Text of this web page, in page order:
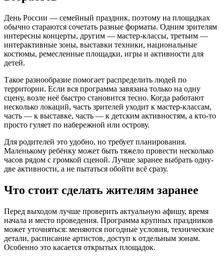
День России — семейный праздник, поэтому на площадках
обычно стараются сочетать разные форматы. Одним зрителям
интересны концерты, другим — мастер-классы, третьим —
интерактивные зоны, выставки техники, национальные
костюмы, ремесленные площадки, игры и активности для
детей.
Такое разнообразие помогает распределить людей по
территории. Если вся программа завязана только на одну
сцену, возле неё быстро становится тесно. Когда работают
несколько локаций, часть зрителей уходит к мастер-классам,
часть — к выставке, часть — к детским активностям, а кто-то
просто гуляет по набережной или острову.
Для родителей это удобно, но требует планирования.
Маленькому ребёнку может быть тяжело провести несколько
часов рядом с громкой сценой. Лучше заранее выбрать одну-
две активности, а не пытаться обойти всё сразу.
Что стоит сделать жителям заранее
Перед выходом лучше проверить актуальную афишу, время
начала и место проведения. Программа крупных праздников
может уточняться: меняются погодные условия, технические
детали, расписание артистов, доступ к отдельным зонам.
Особенно это касается открытых площадок.